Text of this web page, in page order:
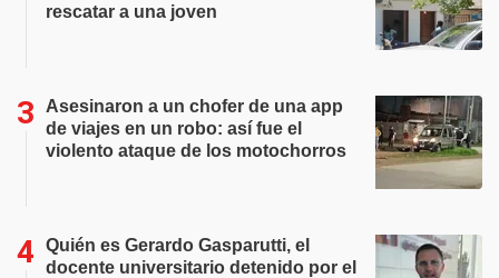
rescatar a una joven
Asesinaron a un chofer de una app
de viajes en un robo: así fue el
violento ataque de los motochorros
Quién es Gerardo Gasparutti, el
docente universitario detenido por el